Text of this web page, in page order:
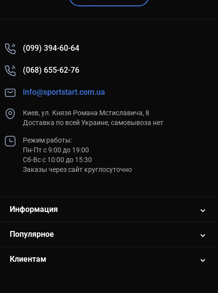
(099) 394-60-64
(068) 655-62-76
info@sportstart.com.ua
Киев, ул. Князя Романа Мстиславича, 8
Доставка по всей Украине, самовывоза нет
Режим работы:
Пн-Пт с 9:00 до 19:00
Сб-Вс с 10:00 до 15:30
Заказы через сайт круглосуточно
Информация
Популярное
Клиентам